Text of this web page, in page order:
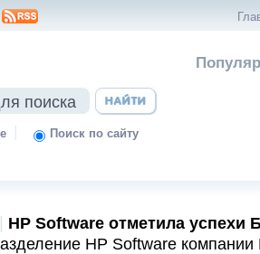
| Поиск по сайту
| HP Software отметила
HP Software компании